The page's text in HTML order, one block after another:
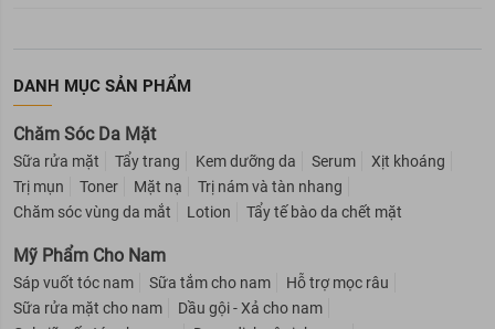
DANH MỤC SẢN PHẨM
Chăm Sóc Da Mặt
Sữa rửa mặt Tẩy trang Kem dưỡng da Serum
Xịt khoáng
Trị mụn
Toner Mặt nạ
Trị nám và tàn nhang
Chăm sóc vùng da mắt
Lotion Tẩy tế bào da chết mặt
Mỹ Phẩm Cho Nam
Sáp vuốt tóc nam Sữa tắm cho nam
Hỗ trợ mọc râu
Sữa rửa mặt cho nam
Dầu gội - Xả cho nam